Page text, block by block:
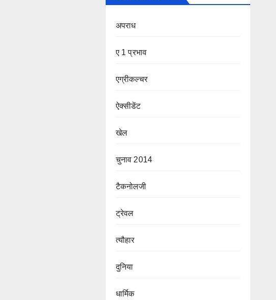
अपराध
ए 1 प्रभाव
एग्रीकल्चर
ऐक्सीडेंट
खेल
चुनाव 2014
टैकनोलजी
ट्रेवल
त्यौहार
दुनिया
धार्मिक